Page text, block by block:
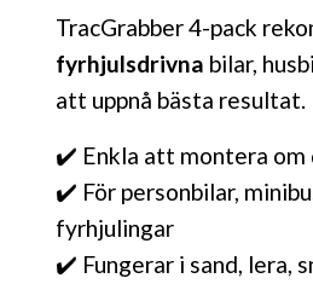
TracGrabber 4-pack
fyrhjulsdrivna bilar,
att uppnå bästa resultat.
✔️ Enkla att montera om
✔️ För personbilar,
fyrhjulingar
✔️ Fungerar i sand, lera,